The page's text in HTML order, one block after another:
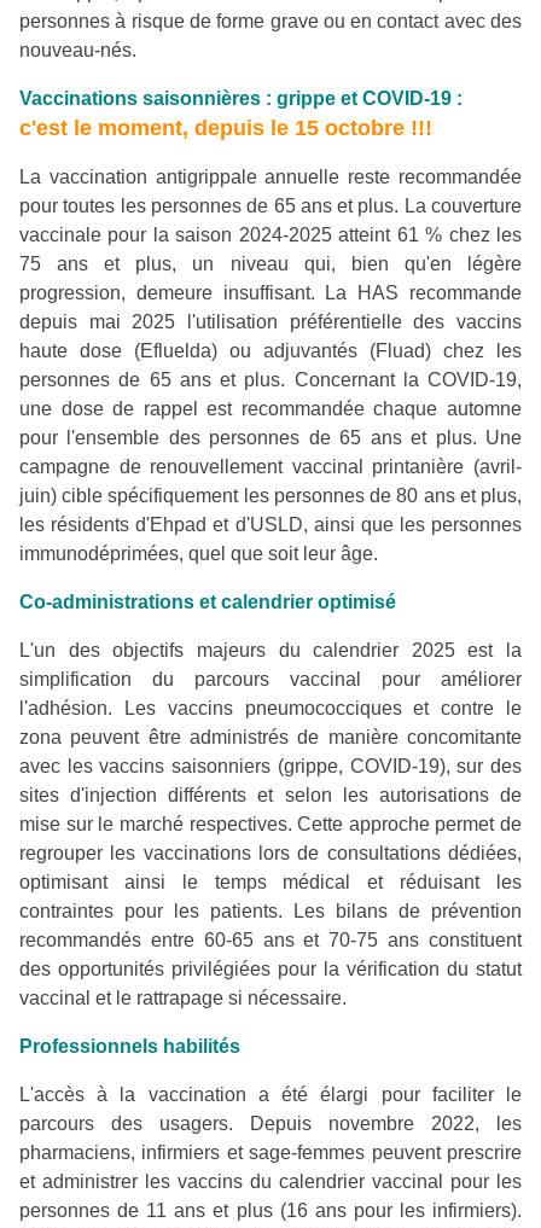
personnes à risque de forme grave ou en contact avec des
nouveau-nés.
Vaccinations saisonnières : grippe et COVID-19 :
c'est le moment, depuis le 15 octobre !!!
La vaccination antigrippale annuelle reste recommandée
pour toutes les personnes de 65 ans et plus. La couverture
vaccinale pour la saison 2024-2025 atteint 61 % chez les
75 ans et plus, un niveau qui, bien qu'en légère
progression, demeure insuffisant. La HAS recommande
depuis mai 2025 l'utilisation préférentielle des vaccins
haute dose (Efluelda) ou adjuvantés (Fluad) chez les
personnes de 65 ans et plus. Concernant la COVID-19,
une dose de rappel est recommandée chaque automne
pour l'ensemble des personnes de 65 ans et plus. Une
campagne de renouvellement vaccinal printanière (avril-
juin) cible spécifiquement les personnes de 80 ans et plus,
les résidents d'Ehpad et d'USLD, ainsi que les personnes
immunodéprimées, quel que soit leur âge.
Co-administrations et calendrier optimisé
L'un des objectifs majeurs du calendrier 2025 est la
simplification du parcours vaccinal pour améliorer
l'adhésion. Les vaccins pneumococciques et contre le
zona peuvent être administrés de manière concomitante
avec les vaccins saisonniers (grippe, COVID-19), sur des
sites d'injection différents et selon les autorisations de
mise sur le marché respectives. Cette approche permet de
regrouper les vaccinations lors de consultations dédiées,
optimisant ainsi le temps médical et réduisant les
contraintes pour les patients. Les bilans de prévention
recommandés entre 60-65 ans et 70-75 ans constituent
des opportunités privilégiées pour la vérification du statut
vaccinal et le rattrapage si nécessaire.
Professionnels habilités
L'accès à la vaccination a été élargi pour faciliter le
parcours des usagers. Depuis novembre 2022, les
pharmaciens, infirmiers et sage-femmes peuvent prescrire
et administrer les vaccins du calendrier vaccinal pour les
personnes de 11 ans et plus (16 ans pour les infirmiers).